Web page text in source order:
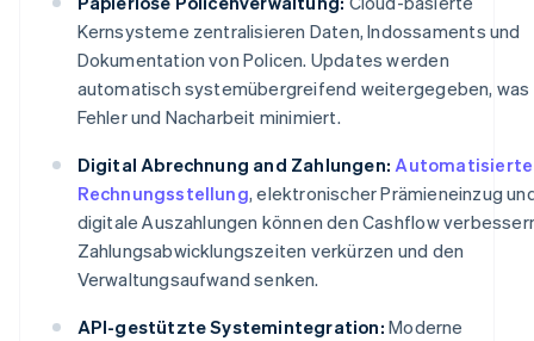
Kernsysteme zentralisieren Daten, Indossaments und
Dokumentation von Policen. Updates werden
automatisch systemübergreifend weitergegeben, was
Fehler und Nacharbeit minimiert.
Digital Abrechnung and Zahlungen: Automatisierte
Rechnungsstellung, elektronischer Prämieneinzug
digitale Auszahlungen können den Cashflow
Zahlungsabwicklungszeiten verkürzen und den
Verwaltungsaufwand senken.
API-gestützte Systemintegration: Moderne